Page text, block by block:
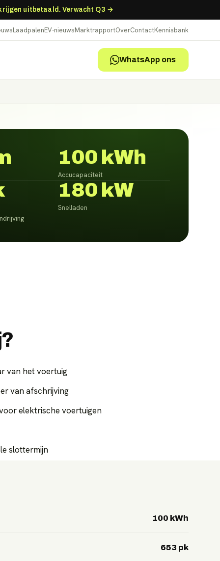
uitbetaald. Verwacht Q3 →
LaadpalenEV-nieuwsMarktrapportOverContactKennisbank
WhatsApp ons
100 kWh
Accucapaciteit
180 kW
Snelladen
van het voertuig
van afschrijving
elektrische voertuigen
slottermijn
100 kWh
653 pk